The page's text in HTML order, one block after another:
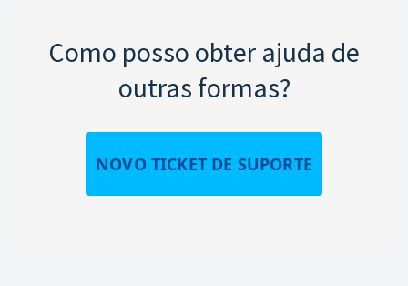
Como posso obter ajuda de
outras formas?
NOVO TICKET DE SUPORTE